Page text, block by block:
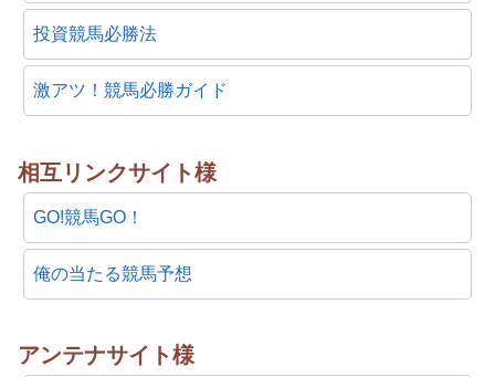
投資競馬必勝法
激アツ！競馬必勝ガイド
相互リンクサイト様
GO!競馬GO！
俺の当たる競馬予想
アンテナサイト様